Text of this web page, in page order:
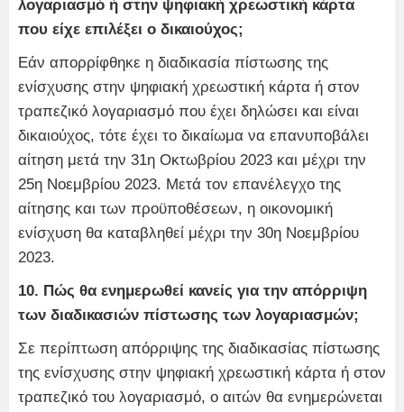
λογαριασμό ή στην ψηφιακή χρεωστική κάρτα
που είχε επιλέξει ο δικαιούχος;
Εάν απορρίφθηκε η διαδικασία πίστωσης της
ενίσχυσης στην ψηφιακή χρεωστική κάρτα ή στον
τραπεζικό λογαριασμό που έχει δηλώσει και είναι
δικαιούχος, τότε έχει το δικαίωμα να επανυποβάλει
αίτηση μετά την 31η Οκτωβρίου 2023 και μέχρι την
25η Νοεμβρίου 2023. Μετά τον επανέλεγχο της
αίτησης και των προϋποθέσεων, η οικονομική
ενίσχυση θα καταβληθεί μέχρι την 30η Νοεμβρίου
2023.
10. Πώς θα ενημερωθεί κανείς για την απόρριψη
των διαδικασιών πίστωσης των λογαριασμών;
Σε περίπτωση απόρριψης της διαδικασίας πίστωσης
της ενίσχυσης στην ψηφιακή χρεωστική κάρτα ή στον
τραπεζικό του λογαριασμό, ο αιτών θα ενημερώνεται